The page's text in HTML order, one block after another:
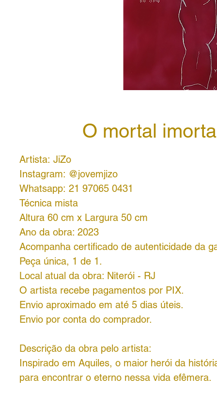
O mortal
Artista: JiZo
Instagram: @jovemjizo
Whatsapp: 21 97065 0431
Técnica mista
Altura 60 cm x Largura 50 cm
Ano da obra: 2023
Acompanha certificado de autenticidade da
Peça única, 1 de 1.
Local atual da obra: Niterói - RJ
O artista recebe pagamentos por PIX.
Envio aproximado em até 5 dias úteis.
Envio por conta do comprador.
Descrição da obra pelo artista:
Inspirado em Aquiles, o maior herói da
para encontrar o eterno nessa vida efêmera.